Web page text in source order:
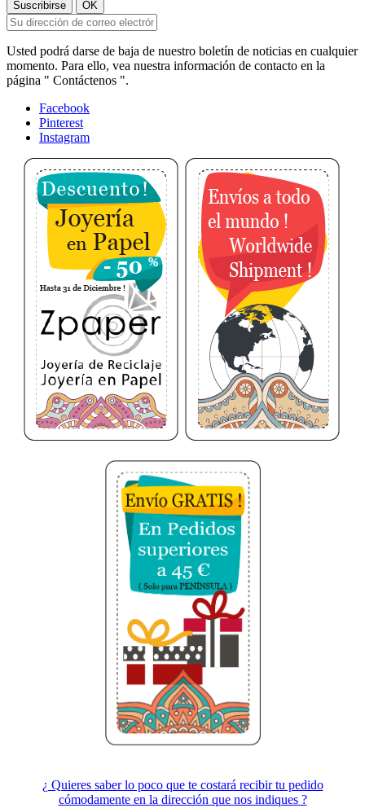
Usted podrá darse de baja de nuestro boletín de noticias en cualquier
momento. Para ello, vea nuestra información de contacto en la
página " Contáctenos ".
Facebook
Pinterest
Instagram
¿ Quieres saber lo poco que te costará recibir tu pedido
cómodamente en la dirección que nos indiques ?